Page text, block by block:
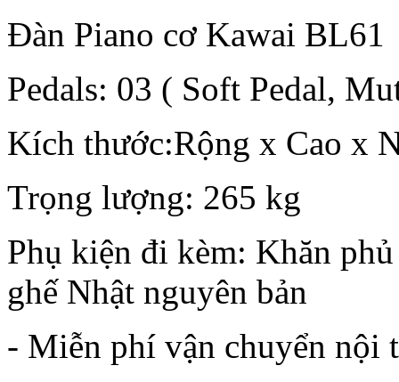
Đàn Piano cơ Kawai BL61
Pedals: 03 ( Soft Pedal,
Kích thước:Rộng x Cao x
Trọng lượng: 265 kg
Phụ kiện đi kèm: Khăn
ghế Nhật nguyên bản
- Miễn phí vận chuyển nội